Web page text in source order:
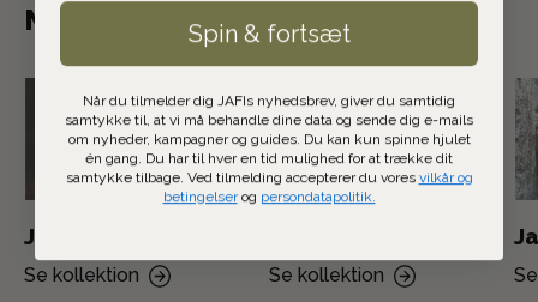
Mere indenfor jagt
Jagthunden
Se kollektion Se kollektion
Spin & fortsæt
Når du tilmelder dig JAFIs nyhedsbrev, giver du samtidig
samtykke til, at vi må behandle dine data og sende dig e-mails
om nyheder, kampagner og guides. Du kan kun spinne hjulet
én gang. Du har til hver en tid mulighed for at trække dit
samtykke tilbage. Ved tilmelding accepterer du vores vilkår og
betingelserog persondatapolitik.